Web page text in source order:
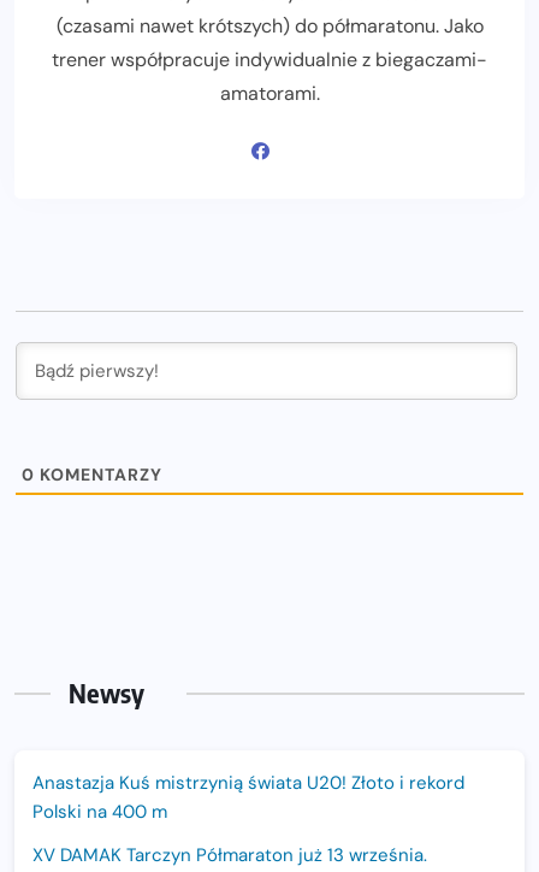
(czasami nawet krótszych) do półmaratonu. Jako
trener współpracuje indywidualnie z biegaczami-
amatorami.
0 KOMENTARZY
Newsy
Anastazja Kuś mistrzynią świata U20! Złoto i rekord
Polski na 400 m
XV DAMAK Tarczyn Półmaraton już 13 września.